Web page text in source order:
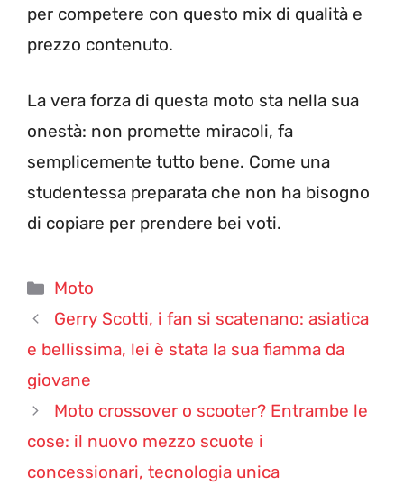
per competere con questo mix di qualità e
prezzo contenuto.
La vera forza di questa moto sta nella sua
onestà: non promette miracoli, fa
semplicemente tutto bene. Come una
studentessa preparata che non ha bisogno
di copiare per prendere bei voti.
Categorie
Moto
Gerry Scotti, i fan si scatenano: asiatica
e bellissima, lei è stata la sua fiamma da
giovane
Moto crossover o scooter? Entrambe le
cose: il nuovo mezzo scuote i
concessionari, tecnologia unica